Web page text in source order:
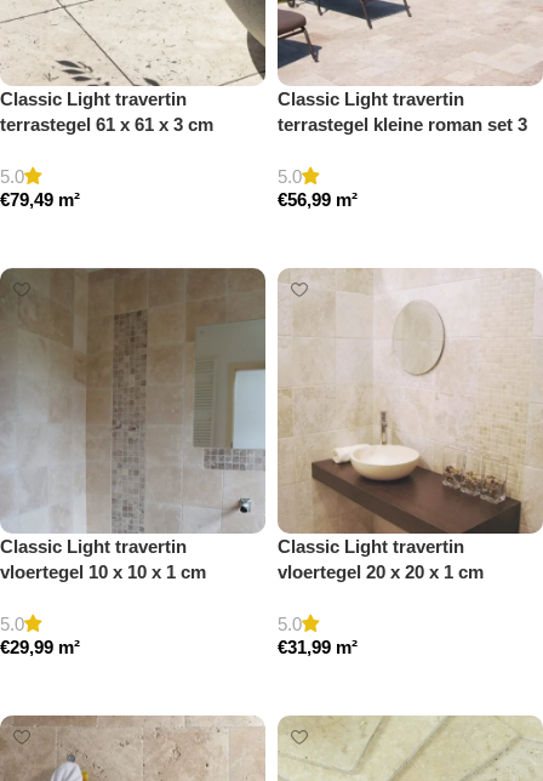
Classic Light travertin
terrastegel 61 x 61 x 3 cm
5.0
€79,49 m²
Classic Light travertin
terrastegel kleine roman set 3
5.0
€56,99 m²
Classic Light travertin
vloertegel 10 x 10 x 1 cm
5.0
€29,99 m²
Classic Light travertin
vloertegel 20 x 20 x 1 cm
5.0
€31,99 m²